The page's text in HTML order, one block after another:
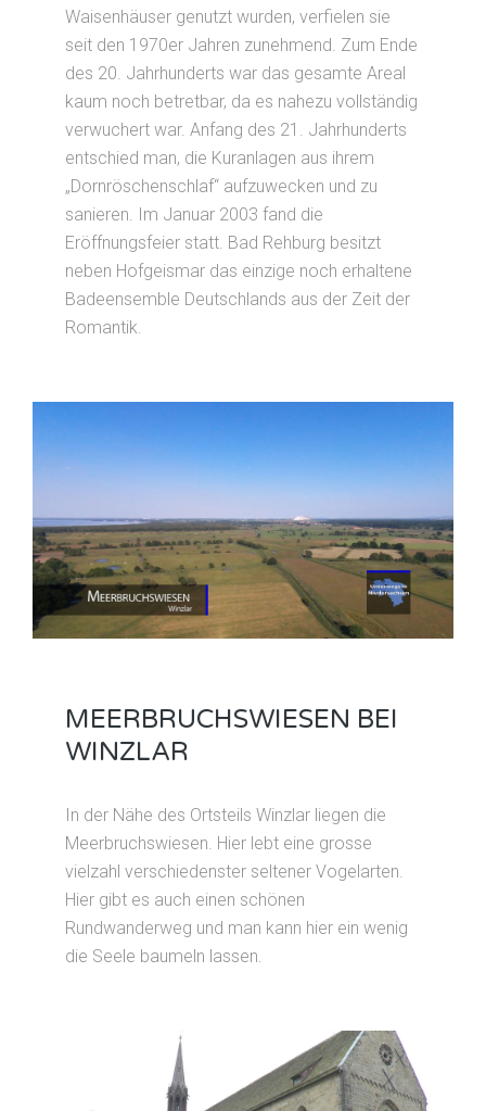
Waisenhäuser genutzt wurden, verfielen sie
seit den 1970er Jahren zunehmend. Zum Ende
des 20. Jahrhunderts war das gesamte Areal
kaum noch betretbar, da es nahezu vollständig
verwuchert war. Anfang des 21. Jahrhunderts
entschied man, die Kuranlagen aus ihrem
„Dornröschenschlaf“ aufzuwecken und zu
sanieren. Im Januar 2003 fand die
Eröffnungsfeier statt. Bad Rehburg besitzt
neben Hofgeismar das einzige noch erhaltene
Badeensemble Deutschlands aus der Zeit der
Romantik.
MEERBRUCHSWIESEN BEI
WINZLAR
In der Nähe des Ortsteils Winzlar liegen die
Meerbruchswiesen. Hier lebt eine grosse
vielzahl verschiedenster seltener Vogelarten.
Hier gibt es auch einen schönen
Rundwanderweg und man kann hier ein wenig
die Seele baumeln lassen.